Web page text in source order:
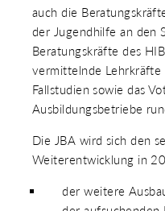
auch die
der Jugendhilfe an den
Beratungskräfte des
vermittelnde Lehrkräfte
Fallstudien sowie das
Ausbildungsbetriebe
Die JBA wird sich den
Weiterentwicklung in
der weitere